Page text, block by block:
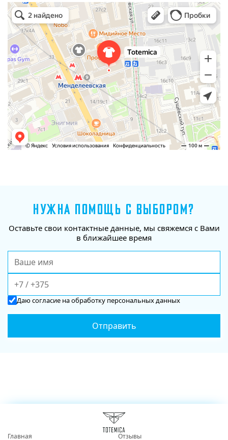
Totemica shop
Магазин бижутерии в Москве
НУЖНА ПОМОЩЬ С ВЫБОРОМ?
Оставьте свои контактные данные, мы свяжемся с Вами
в ближайшее время
Даюсогласие на обработку персональных данных
Главная Отзывы